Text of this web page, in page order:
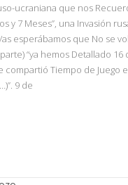
ucraniana que nos
y 7 Meses”, una Invasión
as esperábamos que No se
“ya hemos Detallado
compartió Tiempo de Juego
9 de